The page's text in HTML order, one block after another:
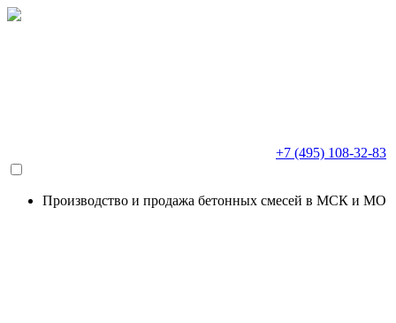
+7 (495) 108-32-83
Производство и продажа бетонных смесей в МСК и МО